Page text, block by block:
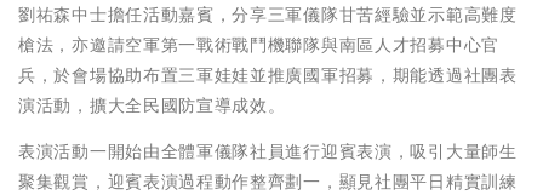
劉祐森中士擔任活動嘉賓，分享三軍儀隊甘苦經驗並示範高難度
槍法，亦邀請空軍第一戰術戰鬥機聯隊與南區人才招募中心官
兵，於會場協助布置三軍娃娃並推廣國軍招募，期能透過社團表
演活動，擴大全民國防宣導成效。
表演活動一開始由全體軍儀隊社員進行迎賓表演，吸引大量師生
聚集觀賞，迎賓表演過程動作整齊劃一，顯見社團平日精實訓練